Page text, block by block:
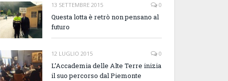
13 SETTEMBRE 2015 0
Questa lotta è retrò non pensano al
futuro
12 LUGLIO 2015 0
L’Accademia delle Alte Terre inizia
il suo percorso dal Piemonte